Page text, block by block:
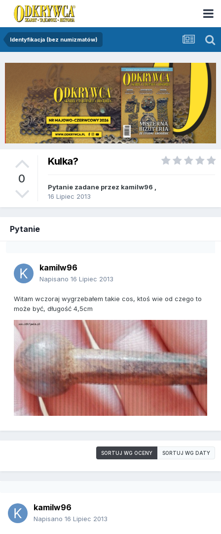
Identyfikacja (bez numizmatów)
0
Kulka?
Pytanie zadane przez kamilw96
16 Lipiec 2013
Pytanie
kamilw96
Napisano 16 Lipiec 2013
Witam wczoraj wygrzebałem takie cos, ktoś wie od czego to
może być, długość 4,5cm
SORTUJ WG OCENY SORTUJ WG DATY
kamilw96
Napisano 16 Lipiec 2013